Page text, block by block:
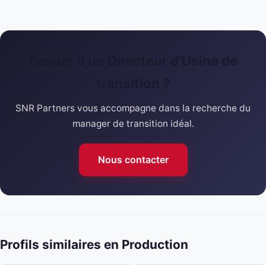
SNR Partners vous accompagne dans la recherche du
manager de transition idéal.
Nous contacter
Profils similaires en Production